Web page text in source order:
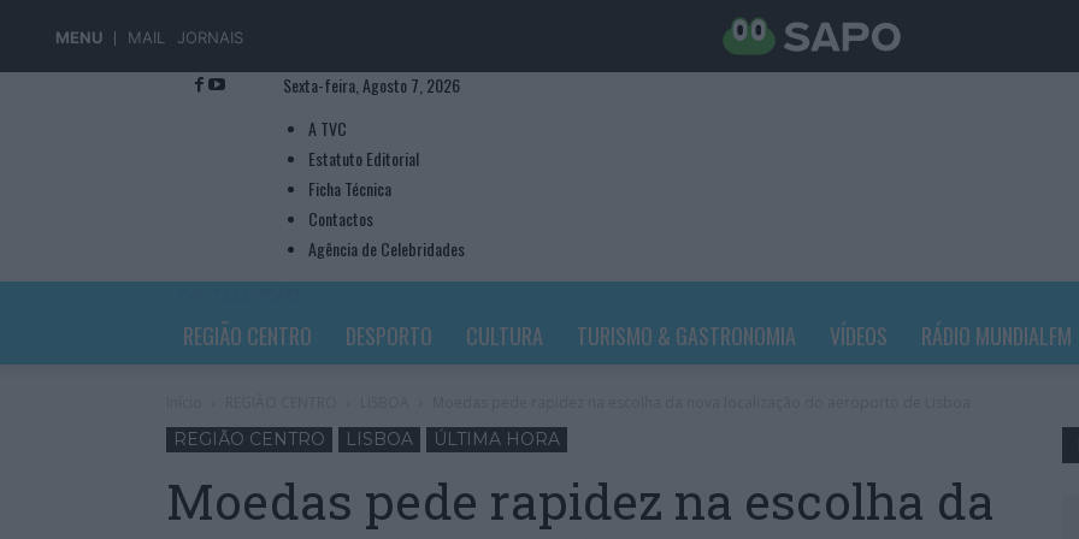
MENU MAIL JORNAIS
Sexta-feira, Agosto 7, 2026
A TVC
Estatuto Editorial
Ficha Técnica
Contactos
Agência de Celebridades
REGIÃO CENTRO DESPORTO CULTURA TURISMO & GASTRONOMIA VÍDEOS RÁDIO MUNDIALFM
REGIÃO CENTRO LISBOA ÚLTIMA HORA
Moedas pede rapidez na escolha da